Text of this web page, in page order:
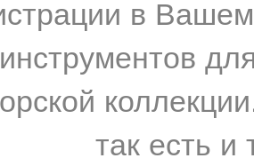
в
инструментов
так есть и